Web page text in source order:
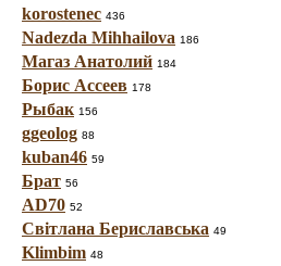
korostenec 436
Nadezda Mihhailova 186
Магаз Анатолий 184
Борис Ассеев 178
Рыбак 156
ggeolog 88
kuban46 59
Брат 56
AD70 52
Світлана Бериславська 49
Klimbim 48